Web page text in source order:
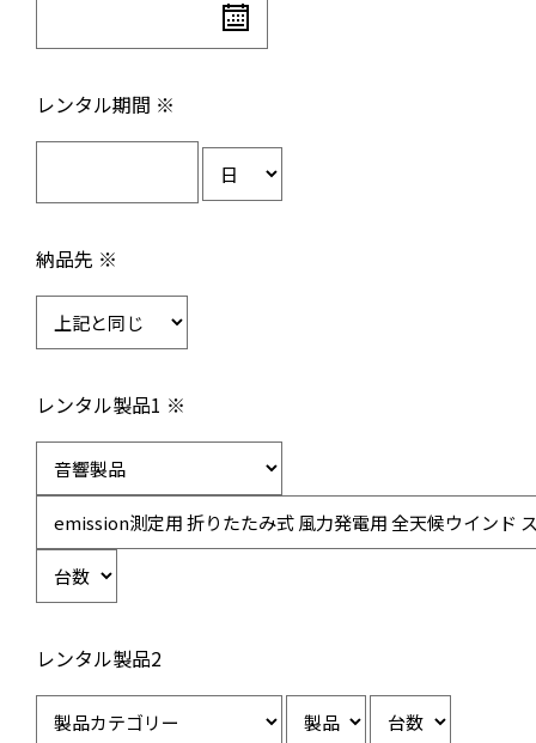
レンタル期間 ※
納品先 ※
レンタル製品1 ※
レンタル製品2